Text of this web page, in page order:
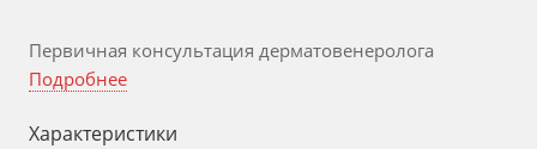
Первичная консультация дерматовенеролога
Подробнее
Характеристики